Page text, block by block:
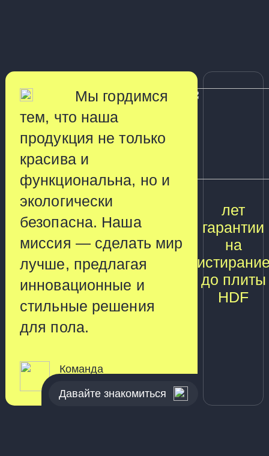
Мы гордимся
тем, что наша
продукция не только
красива и
функциональна, но и
экологически
безопасна. Наша
миссия — сделать мир
лучше, предлагая
инновационные и
стильные решения
для пола.
Команда
Давайте знакомиться
лет
гарантии
на
до плиты
HDF